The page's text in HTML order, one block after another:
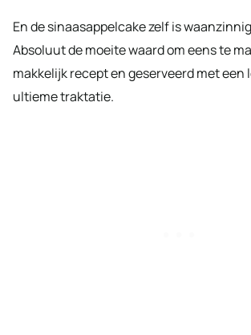
En de sinaasappelcake zelf is
Absoluut de moeite waard om eens te
makkelijk recept en geserveerd met een
ultieme traktatie.